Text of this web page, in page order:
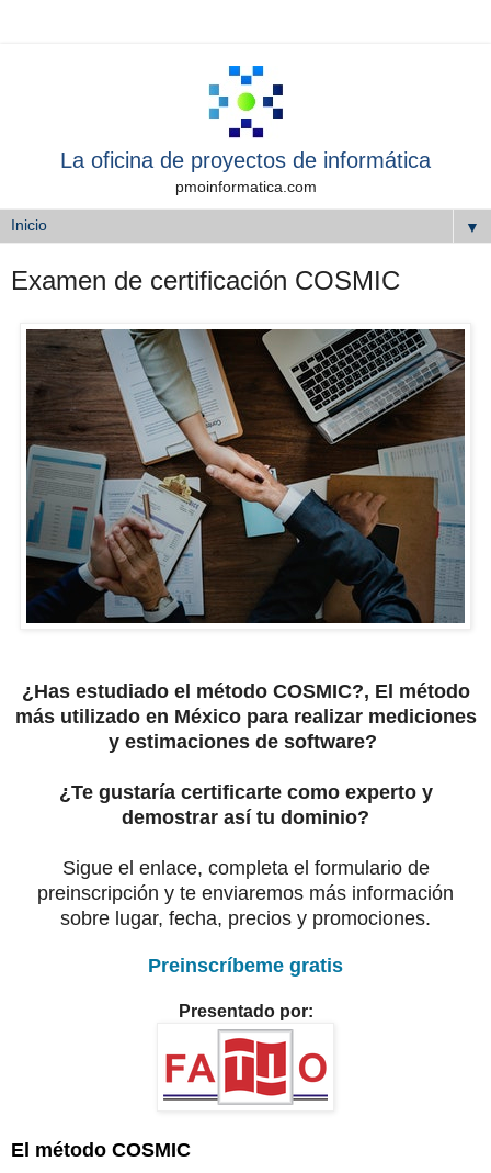
La oficina de proyectos de informática
pmoinformatica.com
▼
Examen de certificación COSMIC
¿Has estudiado el método COSMIC?, El método
más utilizado en México para realizar mediciones
y estimaciones de software?
¿Te gustaría certificarte como experto y
demostrar así tu dominio?
Sigueel enlace, completa el formulario de
preinscripción y te enviaremos más información
sobre lugar, fecha, precios y promociones.
Preinscríbeme gratis
Presentado por:
El método COSMIC